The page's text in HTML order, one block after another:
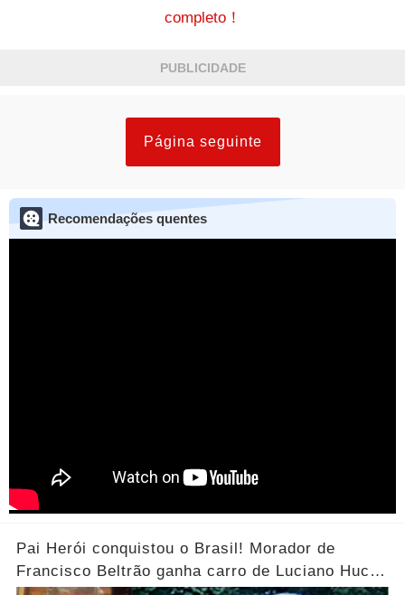
completo！
PUBLICIDADE
Página seguinte
Recomendações quentes
Pai Herói conquistou o Brasil! Morador de
Francisco Beltrão ganha carro de Luciano Huck